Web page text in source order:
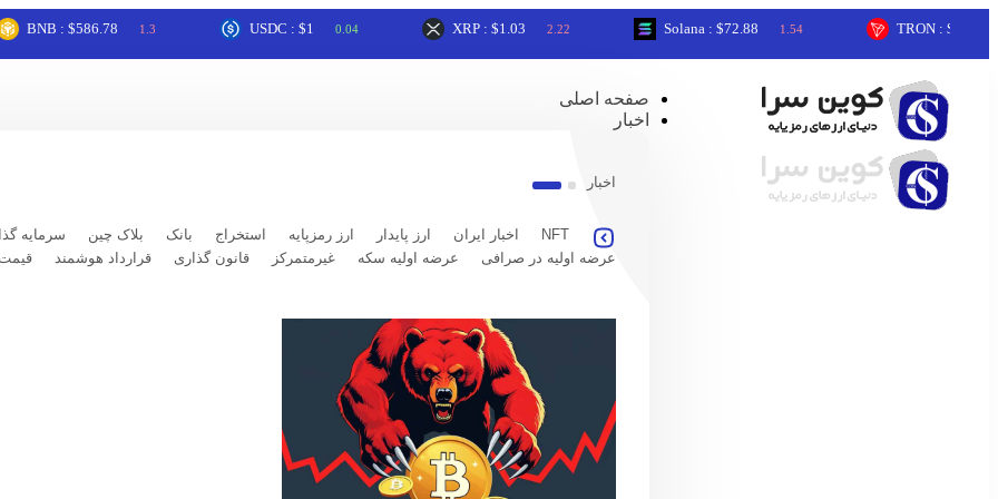
: $586.78 1.3 USDC : $1 0.04 XRP : $1.03 2.22 Solana : $72.88 1.54 TRON : $0.33 0.05
صفحه اصلی
اخبار
اخبار
NFT اخبار ایران ارز پایدار ارز رمزپایه استخراج بانک بلاک چین سرمایه
عرضه اولیه در صرافی
عرضه اولیه سکه غیرمتمرکز قانون گذاری قرارداد هوشمند